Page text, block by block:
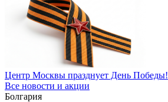
Центр Москвы празднует День Победы!
Все новости и акции
Болгария